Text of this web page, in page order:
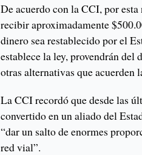
De acuerdo con la CCI, por
recibir aproximadamente
dinero sea restablecido por el
establece la ley, provendrán
otras alternativas que acuerden
La CCI recordó que desde las
convertido en un aliado del
“dar un salto de enormes
red vial”.